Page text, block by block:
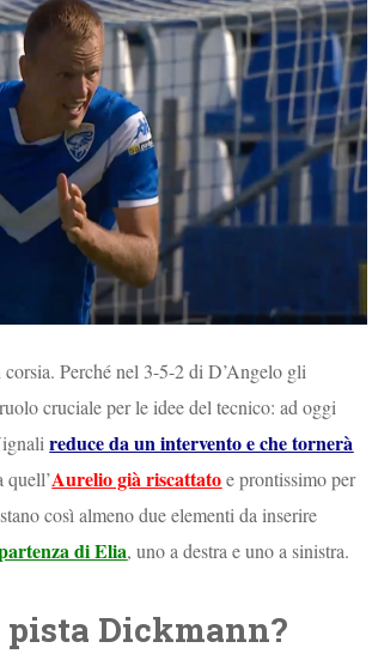
Perché nel 3-5-2 di D’Angelo gli
cruciale per le idee del tecnico: ad oggi
reduce da un intervento e che tornerà
quell’Aurelio già riscattatoe prontissimo per
così almeno due elementi da inserire
di Elia, uno a destra e uno a sinistra.
pista Dickmann?